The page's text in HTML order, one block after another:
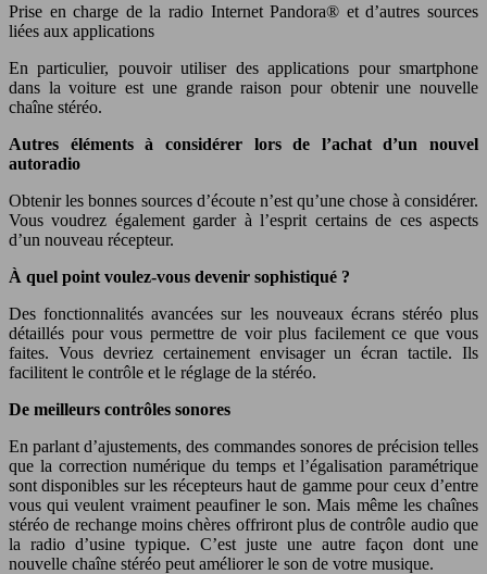
Prise en charge de la radio Internet Pandora® et d’autres sources
liées aux applications
En particulier, pouvoir utiliser des applications pour smartphone
dans la voiture est une grande raison pour obtenir une nouvelle
chaîne stéréo.
Autres éléments à considérer lors de l’achat d’un nouvel
autoradio
Obtenir les bonnes sources d’écoute n’est qu’une chose à considérer.
Vous voudrez également garder à l’esprit certains de ces aspects
d’un nouveau récepteur.
À quel point voulez-vous devenir sophistiqué ?
Des fonctionnalités avancées sur les nouveaux écrans stéréo plus
détaillés pour vous permettre de voir plus facilement ce que vous
faites. Vous devriez certainement envisager un écran tactile. Ils
facilitent le contrôle et le réglage de la stéréo.
De meilleurs contrôles sonores
En parlant d’ajustements, des commandes sonores de précision telles
que la correction numérique du temps et l’égalisation paramétrique
sont disponibles sur les récepteurs haut de gamme pour ceux d’entre
vous qui veulent vraiment peaufiner le son. Mais même les chaînes
stéréo de rechange moins chères offriront plus de contrôle audio que
la radio d’usine typique. C’est juste une autre façon dont une
nouvelle chaîne stéréo peut améliorer le son de votre musique.